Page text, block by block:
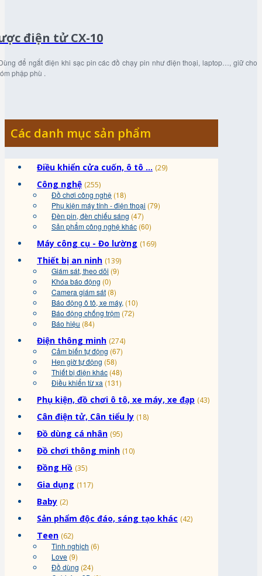
điện tử CX-10
để ngắt điện khi sạc pin các đồ chạy pin như điện thoại, laptop…, giữ cho
phập phù .
Các danh mục sản phẩm
Điều khiển cửa cuốn, ô tô ... (29)
Công nghệ (255)
Đồ chơi công nghệ (18)
Phụ kiện máy tính - điện thoại (79)
Đèn pin, đèn chiếu sáng (47)
Sản phẩm công nghệ khác (60)
Máy công cụ - Đo lường (169)
Thiết bị an ninh (139)
Giám sát, theo dõi (9)
Khóa báo động (0)
Camera giám sát (8)
Báo động ô tô, xe máy, (10)
Báo động chống trộm (72)
Báo hiệu (84)
Điện thông minh (274)
Cảm biến tự động (67)
Hẹn giờ tự động (58)
Thiết bị điện khác (48)
Điều khiển từ xa (131)
Phụ kiện, đồ chơi ô tô, xe máy, xe đạp (43)
Cân điện tử, Cân tiểu ly (18)
Đồ dùng cá nhân (95)
Đồ chơi thông minh (10)
Đồng Hồ (35)
Gia dụng (117)
Baby (2)
Sản phẩm độc đáo, sáng tạo khác (42)
Teen (62)
Tinh nghịch (6)
Love (9)
Đồ dùng (24)